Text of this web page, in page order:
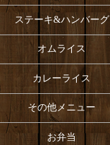
ステーキ&ハンバーグ
オムライス
カレーライス
その他メニュー
お弁当